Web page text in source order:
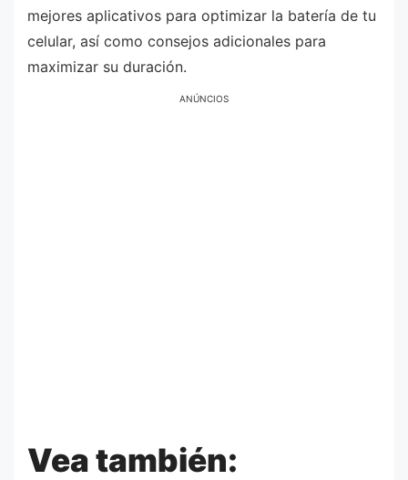
mejores aplicativos para optimizar la batería de tu
celular, así como consejos adicionales para
maximizar su duración.
ANÚNCIOS
Vea también: